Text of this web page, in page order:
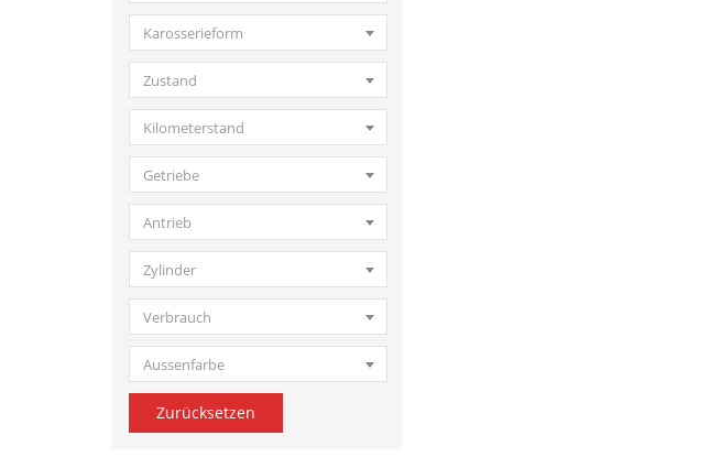
Karosserieform
Zustand
Kilometerstand
Getriebe
Antrieb
Zylinder
Verbrauch
Aussenfarbe
Zurücksetzen